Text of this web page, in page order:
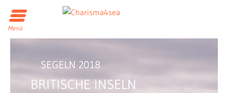
Menü
SEGELN 2018
BRITISCHE INSELN